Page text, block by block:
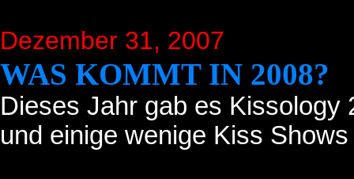
Dezember 31, 2007
WAS KOMMT IN 2008?
Dieses Jahr gab es Kissology
und einige wenige Kiss